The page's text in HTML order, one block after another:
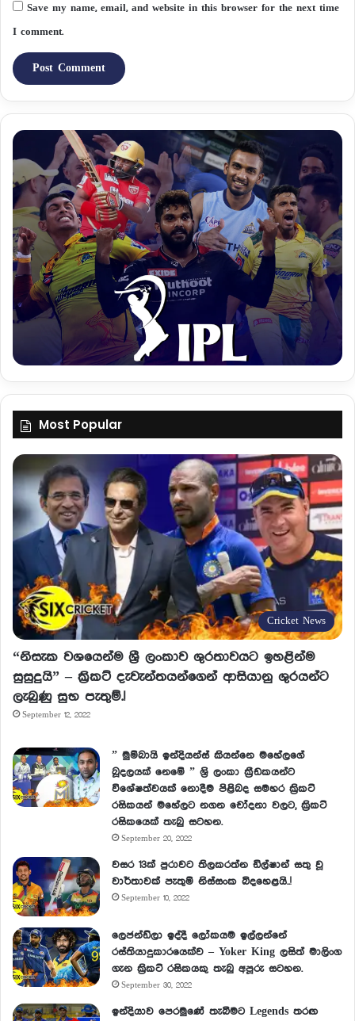
Save my name, email, and website in this browser for the next time
I comment.
Most Popular
Cricket News
“නිසැක වශයෙන්ම ශ්‍රී ලංකාව ශුරතාවයට ඉහළින්ම
සුසුදුයි” – ක්‍රිකට් දැවැන්තයන්ගෙන් ආසියානු ශුරයන්ට
ලැබුණු සුභ පැතුම්.!
September 12, 2022
” මුම්බායි ඉන්දියන්ස් කියන්නෙ මහේලගේ
බූදලයක් නෙමේ ” ශ්‍රි ලංකා ක්‍රීඩකයන්ට
විශේෂත්වයක් නොදීම පිළිබද සමහර ක්‍රිකට්
රසිකයන් මහේලට නගන චෝදනා වලට, ක්‍රිකට්
රසිකයෙක් තැබු සටහන.
September 20, 2022
වසර 13ක් පුරාවට තිලකරත්න ඩිල්ෂාන් සතු වූ
වාර්තාවක් පැතුම් නිස්සංක බිදහෙළයි..!
September 10, 2022
ලෙජන්ඩ්ලා ඉද්දී ලෝකයම ඉල්ලන්නේ
රස්තියාදුකාරයෙක්ව – Yoker King ලසිත් මාලිංග
ගැන ක්‍රිකට් රසිකයකු තැබු අපූරු සටහන.
September 30, 2022
ඉන්දියාව පෙරමුණේ තැබීමට Legends තරඟ